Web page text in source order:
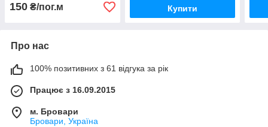
150 ₴/пог.м Купити
Про нас
100% позитивних з 61 відгука за рік
Працює з 16.09.2015
м. Бровари
Бровари, Україна